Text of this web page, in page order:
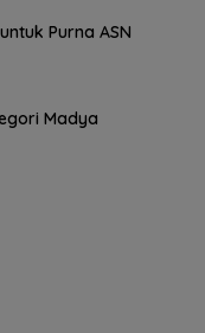
Purna ASN
Madya